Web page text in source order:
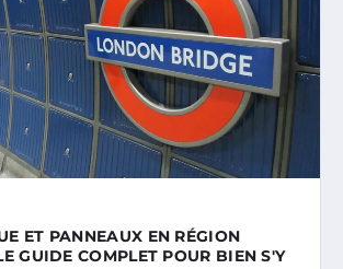
ET PANNEAUX EN RÉGION
GUIDE COMPLET POUR BIEN S'Y